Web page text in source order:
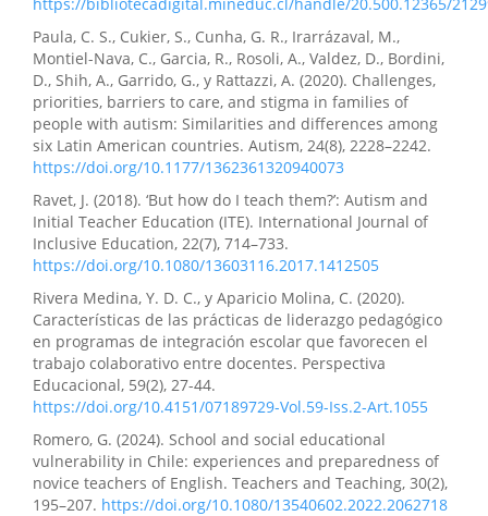
Paula, C. S., Cukier, S., Cunha, G. R., Irarrázaval, M.,
Montiel-Nava, C., Garcia, R., Rosoli, A., Valdez, D., Bordini,
D., Shih, A., Garrido, G., y Rattazzi, A. (2020). Challenges,
priorities, barriers to care, and stigma in families of
people with autism: Similarities and differences among
six Latin American countries. Autism, 24(8), 2228–2242.
https://doi.org/10.1177/1362361320940073
Ravet, J. (2018). ‘But how do I teach them?’: Autism and
Initial Teacher Education (ITE). International Journal of
Inclusive Education, 22(7), 714–733.
https://doi.org/10.1080/13603116.2017.1412505
Rivera Medina, Y. D. C., y Aparicio Molina, C. (2020).
Características de las prácticas de liderazgo pedagógico
en programas de integración escolar que favorecen el
trabajo colaborativo entre docentes. Perspectiva
Educacional, 59(2), 27-44.
https://doi.org/10.4151/07189729-Vol.59-Iss.2-Art.1055
Romero, G. (2024). School and social educational
vulnerability in Chile: experiences and preparedness of
novice teachers of English. Teachers and Teaching, 30(2),
195–207. https://doi.org/10.1080/13540602.2022.2062718